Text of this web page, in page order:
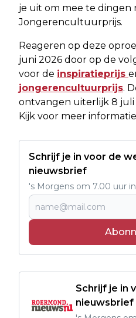
je uit om mee te dingen
Jongerencultuurprijs.
Reageren op deze
juni 2026 door op de
voor de inspiratieprijs
jongerencultuurprijs.
ontvangen uiterlijk 8 juli
Kijk voor meer
Schrijf je in voor de
nieuwsbrief
's Morgens om 7.00 uur
Schrijf je in
nieuwsbrief